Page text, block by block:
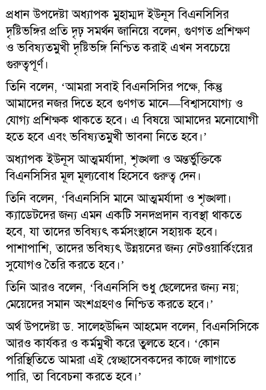
প্রধান উপদেষ্টা অধ্যাপক মুহাম্মদ ইউনূস বিএনসিসির
দৃষ্টিভঙ্গির প্রতি দৃঢ় সমর্থন জানিয়ে বলেন, গুণগত প্রশিক্ষণ
ও ভবিষ্যতমুখী দৃষ্টিভঙ্গি নিশ্চিত করাই এখন সবচেয়ে
গুরুত্বপূর্ণ।
তিনি বলেন, ‘আমরা সবাই বিএনসিসির পক্ষে, কিন্তু
আমাদের নজর দিতে হবে গুণগত মানে—বিশ্বাসযোগ্য ও
যোগ্য প্রশিক্ষক থাকতে হবে। এ বিষয়ে আমাদের মনোযোগী
হতে হবে এবং ভবিষ্যতমুখী ভাবনা নিতে হবে।’
অধ্যাপক ইউনূস আত্মমর্যাদা, শৃঙ্খলা ও অন্তর্ভুক্তিকে
বিএনসিসির মূল মূল্যবোধ হিসেবে গুরুত্ব দেন।
তিনি বলেন, ‘বিএনসিসি মানে আত্মমর্যাদা ও শৃঙ্খলা।
ক্যাডেটদের জন্য এমন একটি সনদপ্রদান ব্যবস্থা থাকতে
হবে, যা তাদের ভবিষ্যৎ কর্মসংস্থানে সহায়ক হবে।
পাশাপাশি, তাদের ভবিষ্যৎ উন্নয়নের জন্য নেটওয়ার্কিংয়ের
সুযোগও তৈরি করতে হবে।’
তিনি আরও বলেন, ‘বিএনসিসি শুধু ছেলেদের জন্য নয়;
মেয়েদের সমান অংশগ্রহণও নিশ্চিত করতে হবে।’
অর্থ উপদেষ্টা ড. সালেহউদ্দিন আহমেদ বলেন, বিএনসিসিকে
আরও কার্যকর ও কর্মমুখী করে তুলতে হবে। ‘কোন
পরিস্থিতিতে আমরা এই স্বেচ্ছাসেবকদের কাজে লাগাতে
পারি, তা বিবেচনা করতে হবে।’